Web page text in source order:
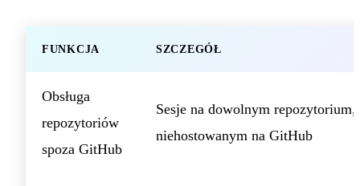
FUNKCJA SZCZEGÓŁ
Obsługa
repozytoriów
spoza GitHub
Sesje na dowolnym repozytorium,
niehostowanym na GitHub